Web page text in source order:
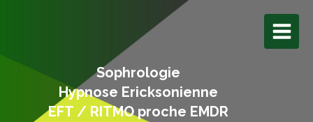
Sophrologie
Hypnose Ericksonienne
EFT / RITMO proche EMDR